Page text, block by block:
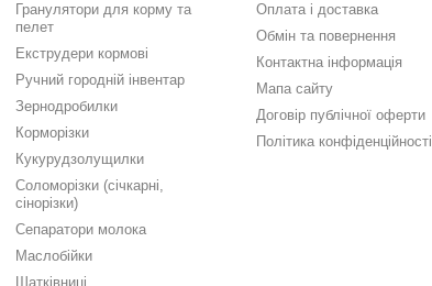
Гранулятори для корму та
пелет
Екструдери кормові
Ручний городній інвентар
Зернодробилки
Корморізки
Кукурудзолущилки
Соломорізки (січкарні,
сінорізки)
Сепаратори молока
Маслобійки
Шатківниці
Оплата і доставка
Обмін та повернення
Контактна інформація
Мапа сайту
Договір публічної оферти
Політика конфіденційності